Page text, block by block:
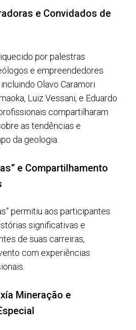
e Convidados de
por palestras
e empreendedores
Olavo Caramori
Luiz Vessani, e Eduardo
compartilharam
as tendências e
da geologia.
e Compartilhamento
permitiu aos participantes
significativas e
de suas carreiras,
com experiências
Mineração e